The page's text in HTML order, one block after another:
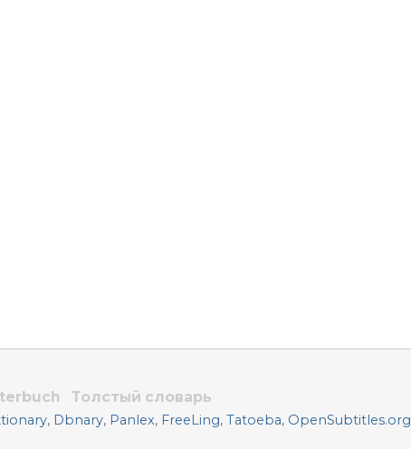
Толстый словарь
, Dbnary, Panlex, FreeLing,Tatoeba, OpenSubtitles.org